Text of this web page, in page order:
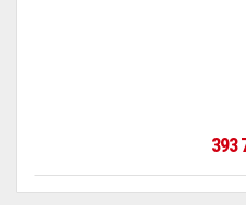
393